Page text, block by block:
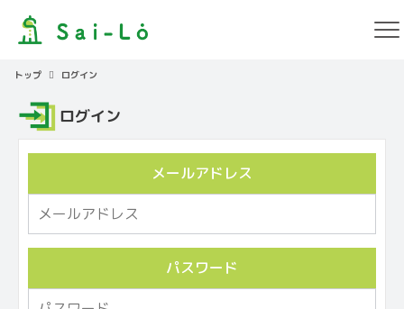
トップ ログイン
ログイン
メールアドレス
パスワード